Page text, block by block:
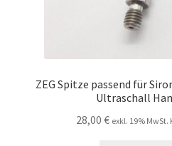
ZEG Spitze passend für
Ultraschall
28,00 € exkl. 19% MwSt.